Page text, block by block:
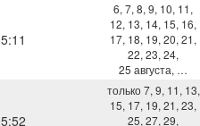
6, 7, 8, 9, 10, 11,
12, 13, 14, 15, 16,
17, 18, 19, 20, 21,
22, 23, 24,
25 августа, …
только 7, 9, 11, 13,
15, 17, 19, 21, 23,
25, 27, 29,